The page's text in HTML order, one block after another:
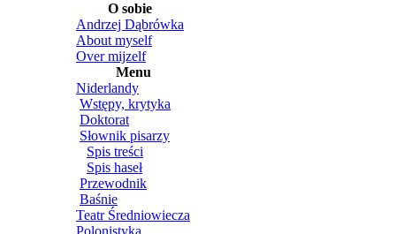
O sobie
Andrzej Dąbrówka
About myself
Over mijzelf
Menu
Niderlandy
Wstępy, krytyka
Doktorat
Słownik pisarzy
Spis treści
Spis haseł
Przewodnik
Baśnie
Teatr Średniowiecza